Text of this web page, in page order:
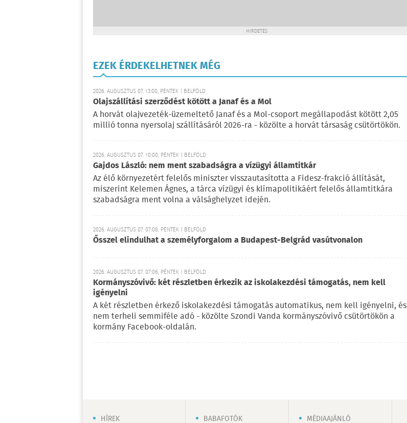
HIRDETÉS
EZEK ÉRDEKELHETNEK MÉG
2026. AUGUSZTUS 07. 13:00, PÉNTEK | BELFÖLD
Olajszállítási szerződést kötött a Janaf és a Mol
A horvát olajvezeték-üzemeltető Janaf és a Mol-csoport megállapodást kötött 2,05
millió tonna nyersolaj szállításáról 2026-ra - közölte a horvát társaság csütörtökön.
2026. AUGUSZTUS 07. 10:00, PÉNTEK | BELFÖLD
Gajdos László: nem ment szabadságra a vízügyi államtitkár
Az élő környezetért felelős miniszter visszautasította a Fidesz-frakció állítását,
miszerint Kelemen Ágnes, a tárca vízügyi és klímapolitikáért felelős államtitkára
szabadságra ment volna a válsághelyzet idején.
2026. AUGUSZTUS 07. 07:08, PÉNTEK | BELFÖLD
Ősszel elindulhat a személyforgalom a Budapest-Belgrád vasútvonalon
2026. AUGUSZTUS 07. 07:06, PÉNTEK | BELFÖLD
Kormányszóvivő: két részletben érkezik az iskolakezdési támogatás, nem kell
igényelni
A két részletben érkező iskolakezdési támogatás automatikus, nem kell igényelni, és
nem terheli semmiféle adó - közölte Szondi Vanda kormányszóvivő csütörtökön a
kormány Facebook-oldalán.
HÍREK BABAFOTÓK MÉDIAAJÁNLÓ